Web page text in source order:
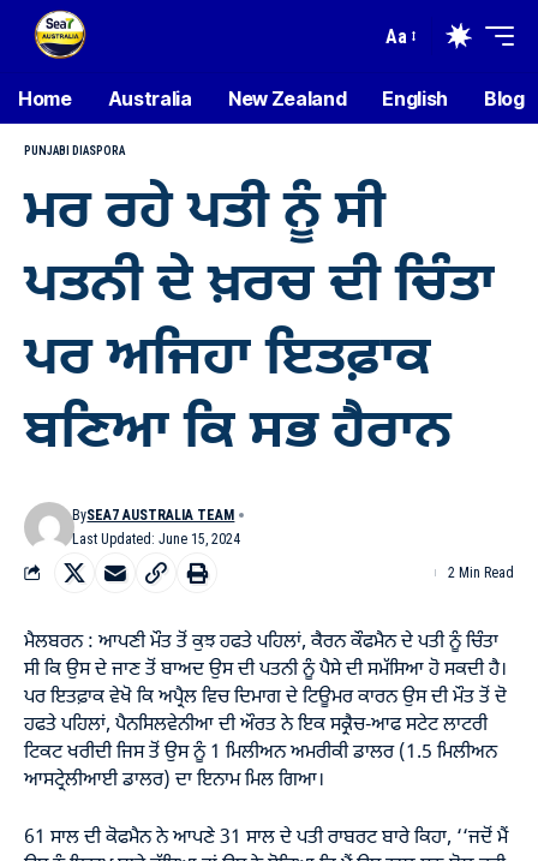
Aa
Home Australia New Zealand English Blog
PUNJABI DIASPORA
ਮਰ ਰਹੇ ਪਤੀ ਨੂੰ ਸੀ
ਪਤਨੀ ਦੇ ਖ਼ਰਚ ਦੀ ਚਿੰਤਾ
ਪਰ ਅਜਿਹਾ ਇਤਫ਼ਾਕ
ਬਣਿਆ ਕਿ ਸਭ ਹੈਰਾਨ
Last Updated: June 15, 2024
BySEA7 AUSTRALIA TEAM
2 Min Read
ਮੈਲਬਰਨ : ਆਪਣੀ ਮੌਤ ਤੋਂ ਕੁਝ ਹਫਤੇ ਪਹਿਲਾਂ, ਕੈਰਨ ਕੌਫਮੈਨ ਦੇ ਪਤੀ ਨੂੰ ਚਿੰਤਾ
ਸੀ ਕਿ ਉਸ ਦੇ ਜਾਣ ਤੋਂ ਬਾਅਦ ਉਸ ਦੀ ਪਤਨੀ ਨੂੰ ਪੈਸੇ ਦੀ ਸਮੱਸਿਆ ਹੋ ਸਕਦੀ ਹੈ।
ਪਰ ਇਤਫ਼ਾਕ ਵੇਖੋ ਕਿ ਅਪ੍ਰੈਲ ਵਿਚ ਦਿਮਾਗ ਦੇ ਟਿਊਮਰ ਕਾਰਨ ਉਸ ਦੀ ਮੌਤ ਤੋਂ ਦੋ
ਹਫਤੇ ਪਹਿਲਾਂ, ਪੈਨਸਿਲਵੇਨੀਆ ਦੀ ਔਰਤ ਨੇ ਇਕ ਸਕ੍ਰੈਚ-ਆਫ ਸਟੇਟ ਲਾਟਰੀ
ਟਿਕਟ ਖਰੀਦੀ ਜਿਸ ਤੋਂ ਉਸ ਨੂੰ 1 ਮਿਲੀਅਨ ਅਮਰੀਕੀ ਡਾਲਰ (1.5 ਮਿਲੀਅਨ
ਆਸਟ੍ਰੇਲੀਆਈ ਡਾਲਰ) ਦਾ ਇਨਾਮ ਮਿਲ ਗਿਆ।
61 ਸਾਲ ਦੀ ਕੋਫਮੈਨ ਨੇ ਆਪਣੇ 31 ਸਾਲ ਦੇ ਪਤੀ ਰਾਬਰਟ ਬਾਰੇ ਕਿਹਾ, ‘‘ਜਦੋਂ ਮੈਂ